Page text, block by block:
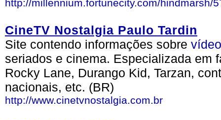
http://millennium.fortunecity.com/hindmarsh/
CineTV Nostalgia Paulo Tardin
Site contendo informações sobre
seriados e cinema. Especializada em
Rocky Lane, Durango Kid, Tarzan,
nacionais, etc. (BR)
http://www.cinetvnostalgia.com.br